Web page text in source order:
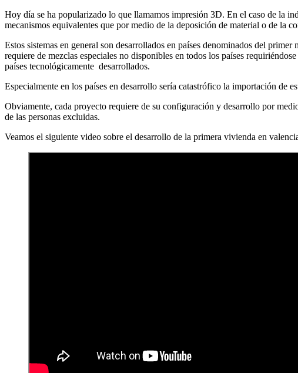
Hoy día se ha popularizado lo que llamamos impresión 3D. En el caso de la
mecanismos equivalentes que por medio de la deposición de material o de la
Estos sistemas en general son desarrollados en países denominados del
requiere de mezclas especiales no disponibles en todos los países
países tecnológicamente desarrollados.
Especialmente en los países en desarrollo sería catastrófico la importación de
Obviamente, cada proyecto requiere de su configuración y desarrollo por
de las personas excluidas.
Veamos el siguiente video sobre el desarrollo de la primera vivienda en